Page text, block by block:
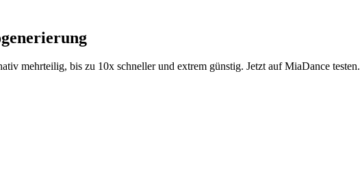
mehrteilig, bis zu 10x schneller und extrem günstig. Jetzt auf MiaDance testen.